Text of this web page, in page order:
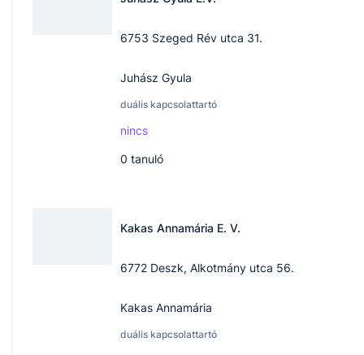
6753 Szeged Rév utca 31.
Juhász Gyula
duális kapcsolattartó
nincs
0 tanuló
Kakas Annamária E. V.
6772 Deszk, Alkotmány utca 56.
Kakas Annamária
duális kapcsolattartó